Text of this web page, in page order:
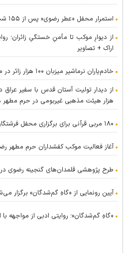
استمرار محفل «عطر رضوی» پس از ۱۵۵ شب در خمین
از دیوارِ موکب تا مأمنِ خستگیِ زائران؛
اراک + تصاویر
خادم‌یاران نرماشیر میزبان ۱۰۰ هزار زائر در مسیر اربعین بودند
هزار هیئت مذهبی غیربومی در حرم مطهر
۱۸۰ مربی قرآنی برای برگزاری محفل فرشتگان مقاومت آماده شدند
آغاز فعالیت موکب کفشداران حرم مطهر
طرح پژوهشی قلمدان‌های گنجینه رضوی
آیین رونمایی از «گاهِ گم‌شدگان» برگزار
«گاهِ گم‌شدگان»؛ روایتی ادبی از مواجهه